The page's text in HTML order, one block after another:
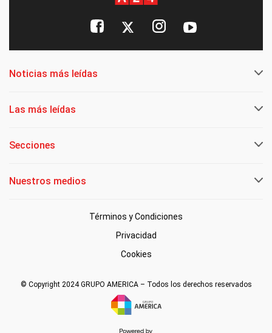
Noticias más leídas
Las más leídas
Secciones
Nuestros medios
Términos y Condiciones
Privacidad
Cookies
© Copyright 2024 GRUPO AMERICA – Todos los derechos reservados